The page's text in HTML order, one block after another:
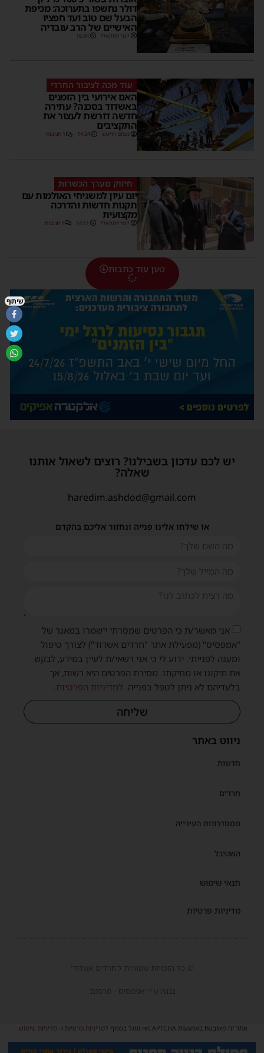
דולר נחשפו בתערוכה: מכיפת
הבעל שם טוב ועד חפציו
האישיים של הרב עובדיה
יוסי יחזקאלי 16:34
עוד מכה לציבור החרדי
האם אירועי בין הזמנים
באשדוד בסכנה? עתירה
חדשה דורשת לעצור את
התקציבים
מנחם דויטש 14:24 1 תגובות
חיזוק מערך הכשרות
יום עיון למשגיחי האולמות עם
תקנות חדשות והדרכה
מקצועית
יוסי יחזקאלי 14:11 1 תגובות
טען עוד כתבות
ניווט באתר
חדשות
חרדים
ממסדרונות העירייה
השטיבל
תנאי שימוש
מדיניות פרטיות
יש לכם עדכון בשבילנו? רוצים לשאול אותנו
שאלה?
haredim.ashdod@gmail.com
או שילחו אלינו פנייה ונחזור אליכם בהקדם
אני מאשר/ת כי הפרטים שמסרתי יישמרו במאגר של
"אמפסיס" (מפעילת אתר "חרדים אשדוד") לצורך טיפול
ומענה לפנייתי. ידוע לי כי אני רשאי/ת לעיין במידע, לבקש
את תיקונו או מחיקתו. מסירת הפרטים היא רשות, אך
בלעדיהם לא ניתן לטפל בפנייה. למדיניות הפרטיות.
שליחה
© כל הזכויות שמורות ל'חרדים אשדוד'
נבנה ע"י 'אמפסיס - פרסום'
אתר זה מאובטח באמצעות reCAPTCHA וגוגל בכפוף למדיניות פרטיות ו-מדיניות שימוש.
שיתוף